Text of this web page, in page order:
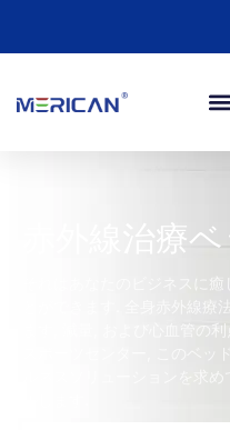
赤外線治療
それはあなたのビジネスに
とができます. 全身赤外線
ます, 減量, および心血管の
スポーツセンター, このベ
ルネスソリューションを求